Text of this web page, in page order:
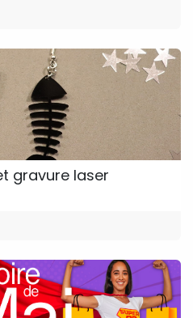
gravure laser